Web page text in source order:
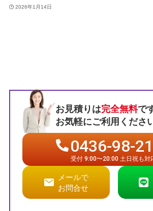
2026年1月14日
お見積りは完全無料で
お気軽にご利用くださ
0436-98-
受付 9:00〜20:00 土日祝も対
メールで
お問合せ